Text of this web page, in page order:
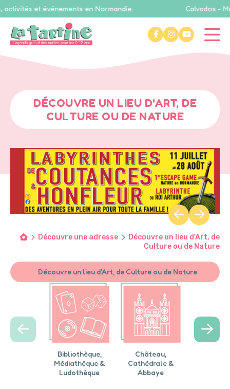
et événements en Normandie. Calvados - Manche -
DÉCOUVRE UN LIEU D'ART, DE
CULTURE OU DE NATURE
Découvre une adresse
Découvre un lieu d'Art, de
Culture ou de Nature
Découvre un lieu d'Art, de Culture ou de Nature
Bibliothèque,
Médiathèque &
Ludothèque
Château,
Cathédrale &
Abbaye